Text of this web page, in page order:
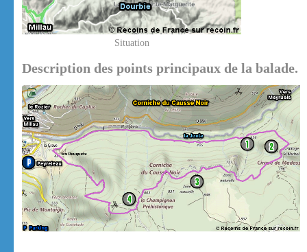
Situation
Description des points principaux de la balade.